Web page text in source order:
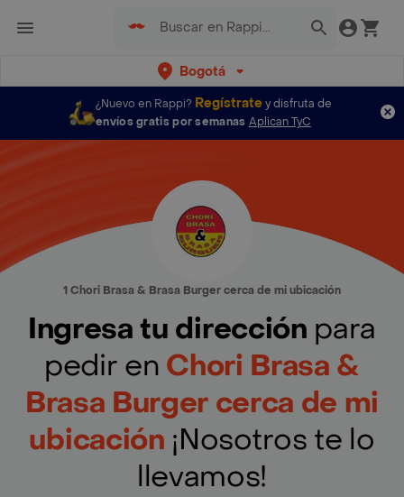
Bogotá
¿Nuevo en Rappi? Regístratey disfruta de
envíos gratis por semanas Aplican TyC
1 Chori Brasa & Brasa Burger cerca de mi ubicación
Ingresa tu dirección para
pedir en Chori Brasa &
Brasa Burger cerca de mi
ubicación ¡Nosotros te lo
llevamos!